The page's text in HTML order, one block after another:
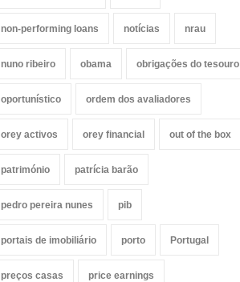
non-performing loans notícias nrau
nuno ribeiro obama obrigações do tesouro
oportunístico ordem dos avaliadores
orey activos orey financial out of the box
património patrícia barão
pedro pereira nunes pib
portais de imobiliário porto Portugal
preços casas price earnings